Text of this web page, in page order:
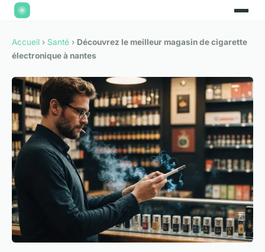
Accueil › Santé › Découvrez le meilleur magasin de cigarette
électronique à nantes